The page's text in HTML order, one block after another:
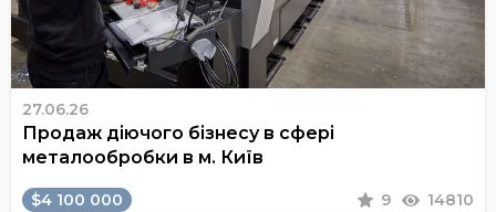
27.06.26
Продаж діючого бізнесу в сфері
металообробки в м. Київ
$4 100 000 9 14810